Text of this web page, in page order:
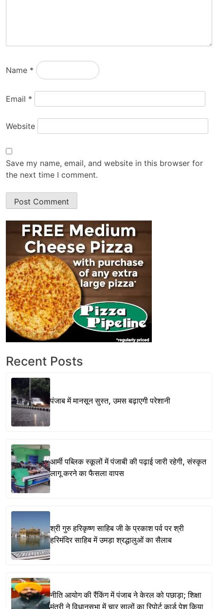
Name *
Email *
Website
Save my name, email, and website in this browser for
the next time I comment.
Recent Posts
पंजाब में मानसून सुस्त, उमस बढ़ाएगी परेशानी
आर्मी पब्लिक स्कूलों में पंजाबी की पढ़ाई जारी रहेगी, संस्कृत
लागू करने का फैसला वापस
श्री गुरु हरिकृष्ण साहिब जी के प्रकाश पर्व पर श्री
हरिमंदिर साहिब में उमड़ा श्रद्धालुओं का सैलाब
नीति आयोग की रैंकिंग में पंजाब ने केरल को पछाड़ा; शिक्षा
मंत्री ने विधानसभा में चार सालों का रिपोर्ट कार्ड पेश किया